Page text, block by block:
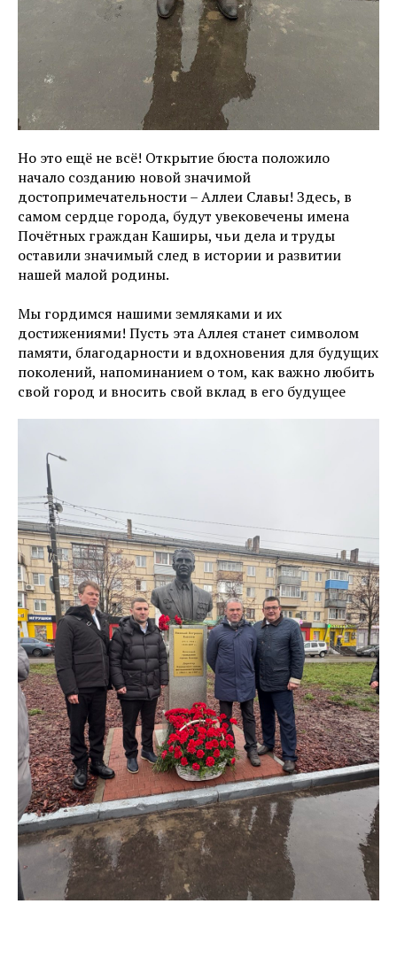
Но это ещё не всё! Открытие бюста положило
начало созданию новой значимой
достопримечательности – Аллеи Славы! Здесь, в
самом сердце города, будут увековечены имена
Почётных граждан Каширы, чьи дела и труды
оставили значимый след в истории и развитии
нашей малой родины.
Мы гордимся нашими земляками и их
достижениями! Пусть эта Аллея станет символом
памяти, благодарности и вдохновения для будущих
поколений, напоминанием о том, как важно любить
свой город и вносить свой вклад в его будущее